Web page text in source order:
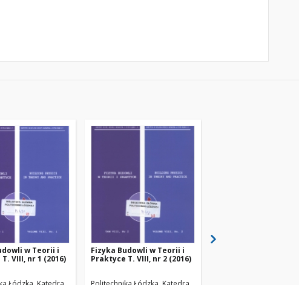
w Teorii i
VIII, nr 1 (2016)
Fizyka Budowli w Teorii i
Praktyce T. VIII, nr 2 (2016)